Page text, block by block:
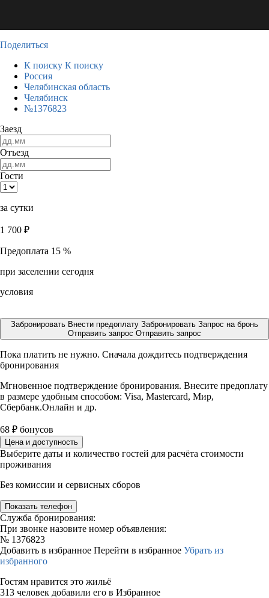
Поделиться
К поиску К поиску
Россия
Челябинская область
Челябинск
№1376823
Заезд
Отъезд
Гости
за сутки
1 700 ₽
Предоплата 15 %
при заселении сегодня
условия
Забронировать Внести предоплату Забронировать Запрос на бронь
Отправить запрос Отправить запрос
Пока платить не нужно. Сначала дождитесь подтверждения
бронирования
Мгновенное подтверждение бронирования. Внесите предоплату
в размере удобным способом: Visa, Mastercard, Мир,
Сбербанк.Онлайн и др.
68 ₽ бонусов
Цена и доступность
Выберите даты и количество гостей для расчёта стоимости
проживания
Без комиссии и сервисных сборов
Показать телефон
Служба бронирования:
При звонке назовите номер объявления:
№ 1376823
Добавить в избранное Перейти в избранное Убрать из
избранного
Гостям нравится это жильё
313 человек добавили его в Избранное